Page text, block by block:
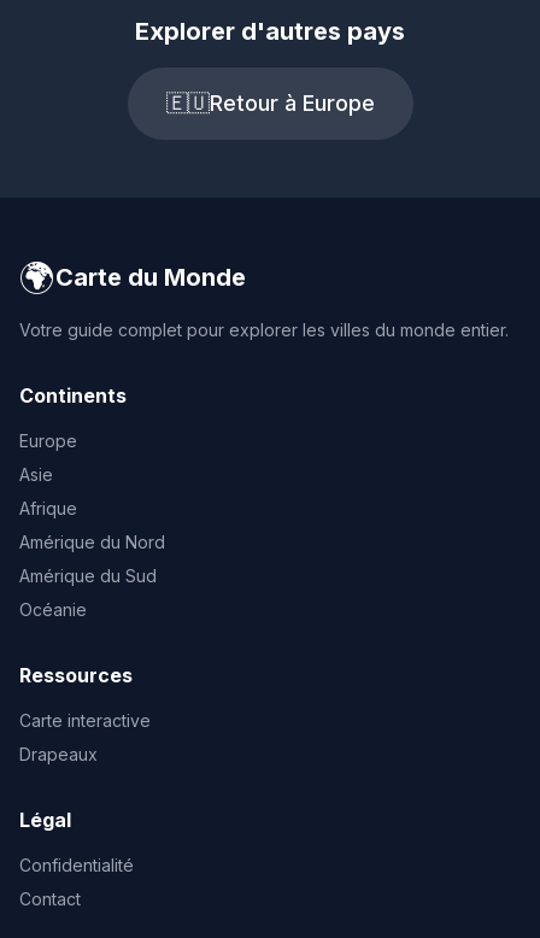
Explorer d'autres pays
🇪🇺Retour à Europe
🌍Carte du Monde
Votre guide complet pour explorer les villes du monde entier.
Continents
Europe
Asie
Afrique
Amérique du Nord
Amérique du Sud
Océanie
Ressources
Carte interactive
Drapeaux
Légal
Confidentialité
Contact